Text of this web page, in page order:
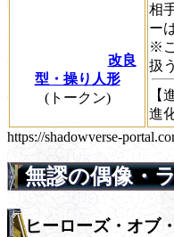
改良
型・操り人形
(トークン)
相
ー
※
扱
【
進
https://shadowverse-
無謬の偶像・
ヒーローズ・オブ